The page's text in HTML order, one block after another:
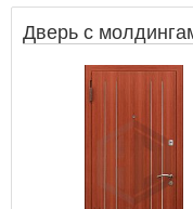
Дверь с